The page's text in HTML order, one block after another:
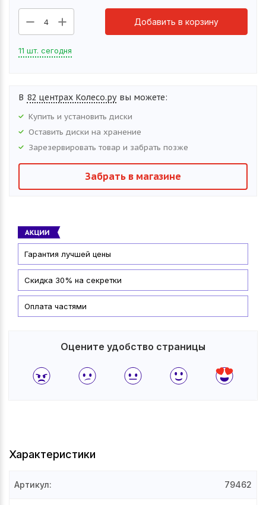
4 Добавить в корзину
11 шт. сегодня
В 82 центрах Колесо.ру вы можете:
Купить и установить диски
Оставить диски на хранение
Зарезервировать товар и забрать позже
Забрать в магазине
Гарантия лучшей цены
Скидка 30% на секретки
Оплата частями
Оцените удобство страницы
Характеристики
Артикул: 79462